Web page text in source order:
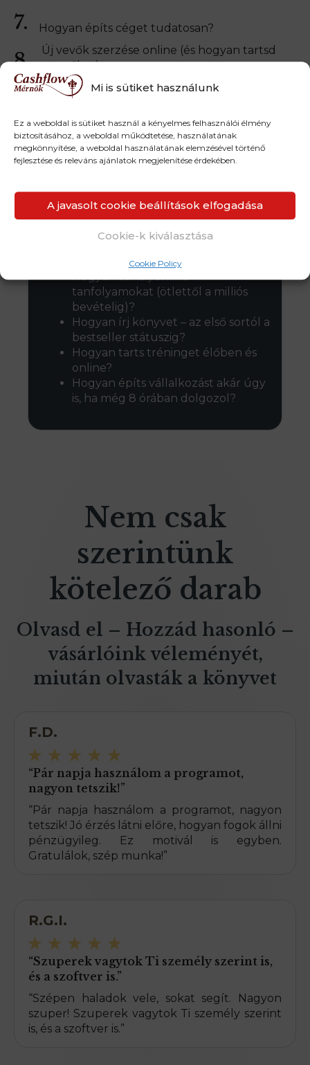
Mi is sütiket használunk
Ez a weboldal is sütiket használ a kényelmes felhasználói élmény
biztosításához, a weboldal működtetése, használatának
megkönnyítése, a weboldal használatának elemzésével történő
fejlesztése és releváns ajánlatok megjelenítése érdekében.
A javasolt cookie beállítások elfogadása
Cookie-k kiválasztása
Cookie Policy
7. Hogyan építs céget tudatosan?
8.
Új vevők szerzése online (és hogyan tartsd
meg őket).
9.
Honlapépítés, ami nem csak szép, hanem
pénzt is termel.
10.
Hírlevél lista építése, és hogyan keress vele
pénzt.
És személyes kedvenceink:
Hogyan legyenek ütős
valósítsd meg őket?
Hogyan csinálj online
tanfolyamokat (ötlettől a milliós
bevételig)?
Hogyan írj könyvet – az első sortól a
bestseller státuszig?
Hogyan tarts tréninget élőben és
online?
Hogyan építs vállalkozást akár úgy
is, ha még 8 órában dolgozol?
Nem csak
szerintünk
kötelező darab
Olvasd el – Hozzád hasonló –
vásárlóink véleményét,
miután olvasták a könyvet
F.D.
“Pár napja használom a programot,
nagyon tetszik!”
“Pár napja használom a programot, nagyon
tetszik! Jó érzés látni előre, hogyan fogok állni
pénzügyileg. Ez motivál is egyben.
Gratulálok, szép munka!”
R.G.I.
“Szuperek vagytok Ti személy szerint is,
és a szoftver is.”
“Szépen haladok vele, sokat segít. Nagyon
szuper! Szuperek vagytok Ti személy szerint
is, és a szoftver is.”